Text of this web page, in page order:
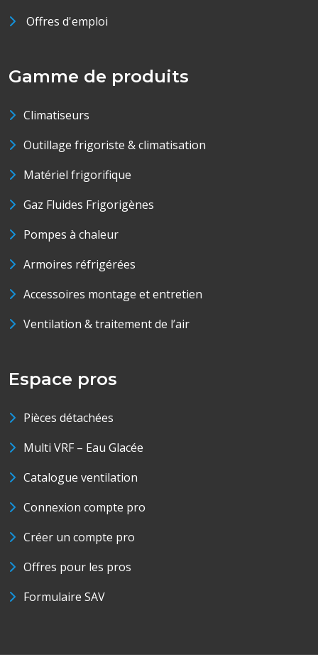
Offres d'emploi
Gamme de produits
Climatiseurs
Outillage frigoriste & climatisation
Matériel frigorifique
Gaz Fluides Frigorigènes
Pompes à chaleur
Armoires réfrigérées
Accessoires montage et entretien
Ventilation & traitement de l’air
Espace pros
Pièces détachées
Multi VRF – Eau Glacée
Catalogue ventilation
Connexion compte pro
Créer un compte pro
Offres pour les pros
Formulaire SAV